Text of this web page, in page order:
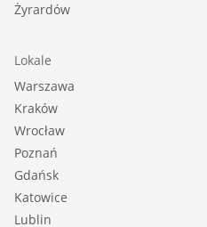
Żyrardów
Lokale
Warszawa
Kraków
Wrocław
Poznań
Gdańsk
Katowice
Lublin